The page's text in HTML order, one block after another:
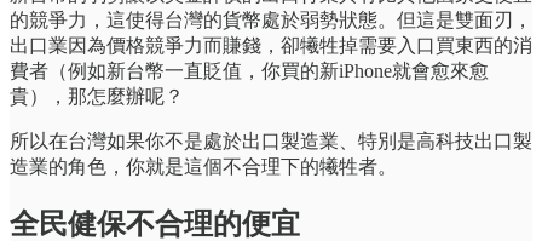
的競爭力，這使得台灣的貨幣處於弱勢狀態。但這是雙面刃，
出口業因為價格競爭力而賺錢，卻犧牲掉需要入口買東西的消
費者（例如新台幣一直貶值，你買的新iPhone就會愈來愈
貴），那怎麼辦呢？
所以在台灣如果你不是處於出口製造業、特別是高科技出口製
造業的角色，你就是這個不合理下的犧牲者。
全民健保不合理的便宜